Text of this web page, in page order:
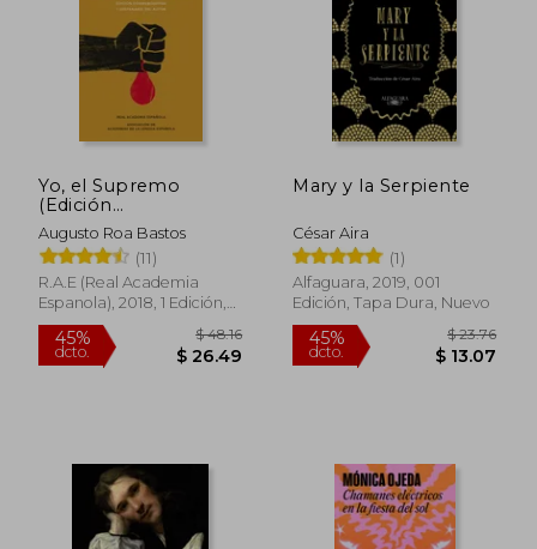
Yo, el Supremo
(Edición
conmemorativa)
Augusto Roa Bastos
(11)
R.A.E (Real Academia
Espanola), 2018, 1 Edición,
Tapa Dura, Nuevo
Mary y la Serpiente
César Aira
(1)
Alfaguara, 2019, 001
Edición, Tapa Dura, Nuevo